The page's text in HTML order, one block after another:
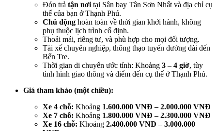
Đón trả tận nơi tại Sân bay Tân Sơn Nhất và địa chỉ cụ
thể của bạn ở Thạnh Phú.
Chủ động hoàn toàn về thời gian khởi hành, không
phụ thuộc lịch trình cố định.
Thoải mái, riêng tư, và phù hợp cho mọi đối tượng.
Tài xế chuyên nghiệp, thông thạo tuyến đường dài đến
Bến Tre.
Thời gian di chuyển ước tính: Khoảng 3 – 4 giờ, tùy
tình hình giao thông và điểm đến cụ thể ở Thạnh Phú.
Giá tham khảo (một chiều):
Xe 4 chỗ: Khoảng 1.600.000 VNĐ – 2.000.000 VNĐ
Xe 7 chỗ: Khoảng 1.800.000 VNĐ – 2.300.000 VNĐ
Xe 16 chỗ: Khoảng 2.400.000 VNĐ – 3.000.000